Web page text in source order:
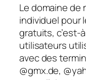
Le domaine de
individuel pour
gratuits, c’est-
utilisateurs
avec des
@gmx.de,